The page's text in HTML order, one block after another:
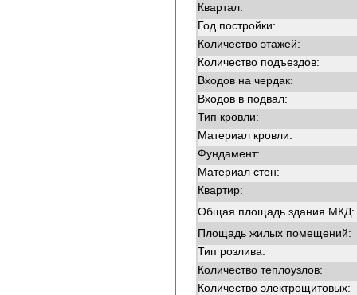
Квартал:
Год постройки:
Количество этажей:
Количество подъездов:
Входов на чердак:
Входов в подвал:
Тип кровли:
Материал кровли:
Фундамент:
Материал стен:
Квартир:
Общая площадь здания МКД:
Площадь жилых помещений:
Тип розлива:
Количество теплоузлов:
Количество электрощитовых: